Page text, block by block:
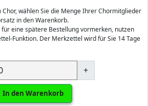
wählen Sie die Menge Ihrer Chormitglieder
in den Warenkorb.
eine spätere Bestellung vormerken, nutzen
Funktion. Der Merkzettel wird für Sie 14 Tage
+
In den Warenkorb